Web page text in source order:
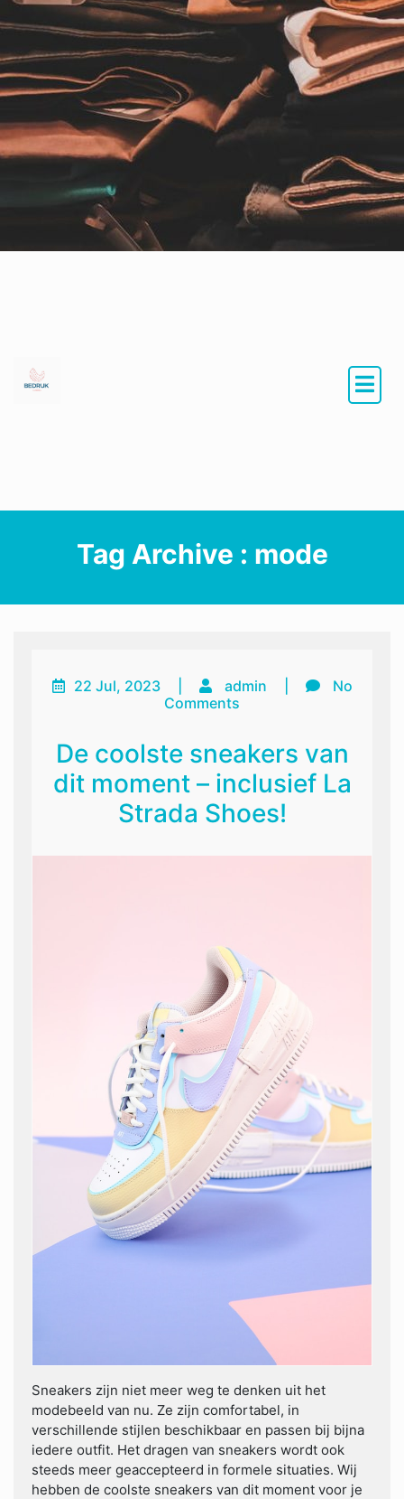
Tag Archive : mode
22 Jul, 2023 admin
No
Comments
De coolste sneakers van
dit moment – inclusief La
Strada Shoes!
Sneakers zijn niet meer weg te denken uit het
modebeeld van nu. Ze zijn comfortabel, in
verschillende stijlen beschikbaar en passen bij bijna
iedere outfit. Het dragen van sneakers wordt ook
steeds meer geaccepteerd in formele situaties. Wij
hebben de coolste sneakers van dit moment voor je